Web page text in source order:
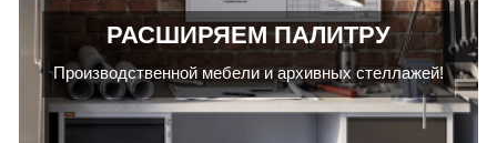
РАСШИРЯЕМ ПАЛИТРУ
Производственной мебели и архивных стеллажей!